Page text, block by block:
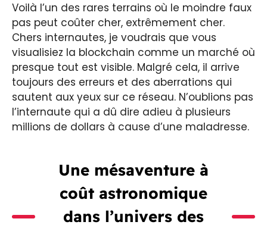
Voilà l’un des rares terrains où le moindre faux
pas peut coûter cher, extrêmement cher.
Chers internautes, je voudrais que vous
visualisiez la blockchain comme un marché où
presque tout est visible. Malgré cela, il arrive
toujours des erreurs et des aberrations qui
sautent aux yeux sur ce réseau. N’oublions pas
l’internaute qui a dû dire adieu à plusieurs
millions de dollars à cause d’une maladresse.
Une mésaventure à
coût astronomique
dans l’univers des